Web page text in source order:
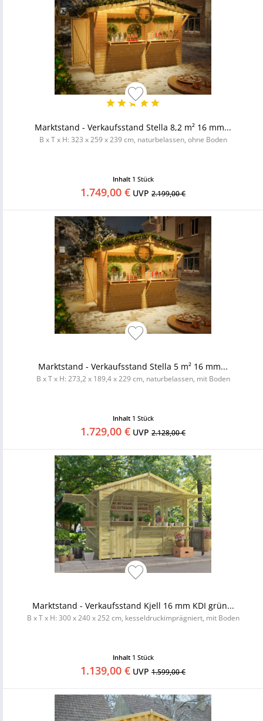
Marktstand - Verkaufsstand Stella 8,2 m² 16 mm...
B x T x H: 323 x 259 x 239 cm, naturbelassen, ohne Boden
Inhalt 1 Stück
1.749,00 € UVP 2.199,00 €
Marktstand - Verkaufsstand Stella 5 m² 16 mm...
B x T x H: 273,2 x 189,4 x 229 cm, naturbelassen, mit Boden
Inhalt 1 Stück
1.729,00 € UVP 2.128,00 €
Marktstand - Verkaufsstand Kjell 16 mm KDI grün...
B x T x H: 300 x 240 x 252 cm, kesseldruckimprägniert, mit Boden
Inhalt 1 Stück
1.139,00 € UVP 1.599,00 €